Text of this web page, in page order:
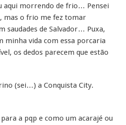
aqui morrendo de frio… Pensei
mas o frio me fez tomar
saudades de Salvador… Puxa,
minha vida com essa porcaria
os dedos parecem que estão
(sei…) a Conquista City.
a pqp e como um acarajé ou